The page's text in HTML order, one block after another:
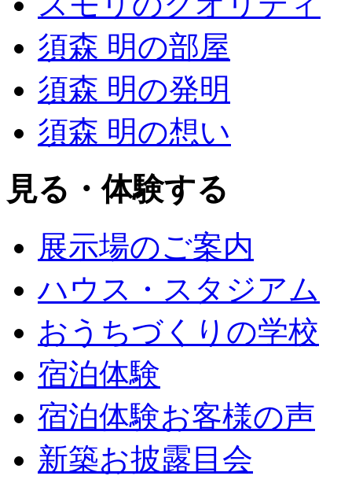
須森 明の部屋
須森 明の発明
須森 明の想い
見る・体験する
展示場のご案内
ハウス・スタジアム
おうちづくりの学校
宿泊体験
宿泊体験お客様の声
新築お披露目会